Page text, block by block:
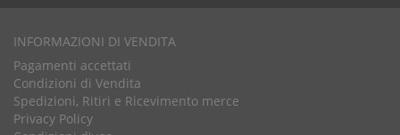
INFORMAZIONI DI VENDITA
Pagamenti accettati
Condizioni di Vendita
Spedizioni, Ritiri e Ricevimento merce
Privacy Policy